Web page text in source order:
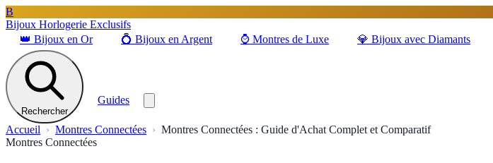
B
Bijoux Horlogerie Exclusifs
👑 Bijoux en Or 💍 Bijoux en Argent ⌚ Montres de Luxe 💎 Bijoux avec Diamants
Rechercher
Guides
Accueil Montres Connectées
Montres Connectées : Guide d'Achat Complet et Comparatif
Montres Connectées